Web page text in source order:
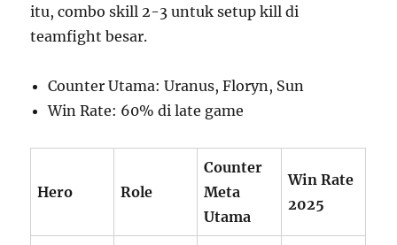
itu, combo skill 2-3 untuk setup kill di
teamfight besar.
Counter Utama: Uranus, Floryn, Sun
Win Rate: 60% di late game
Hero Role
Counter
Meta
Utama
Win Rate
2025